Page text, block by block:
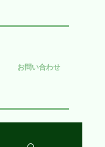
お問い合わせ